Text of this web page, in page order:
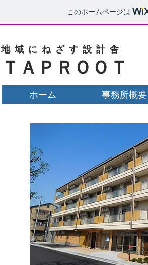
このホームページは
地域にねざす設計舎
ＴＡＰＲＯＯＴ
ホーム 事務所概要